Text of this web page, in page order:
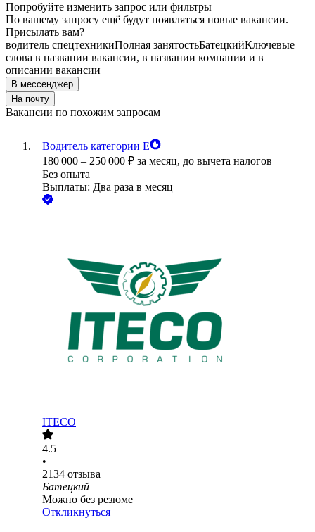
Попробуйте изменить запрос или фильтры
По вашему запросу ещё будут появляться новые вакансии.
Присылать вам?
водитель спецтехникиПолная занятостьБатецкийКлючевые
слова в названии вакансии, в названии компании и в
описании вакансии
В мессенджер
На почту
Вакансии по похожим запросам
Водитель категории Е
180 000 – 250 000 ₽ за месяц, до вычета налогов
Без опыта
Выплаты: Два раза в месяц
ITECO
4.5
•
2134 отзыва
Батецкий
Можно без резюме
Откликнуться